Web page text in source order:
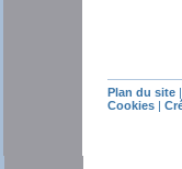
Plan du site
Cookies |